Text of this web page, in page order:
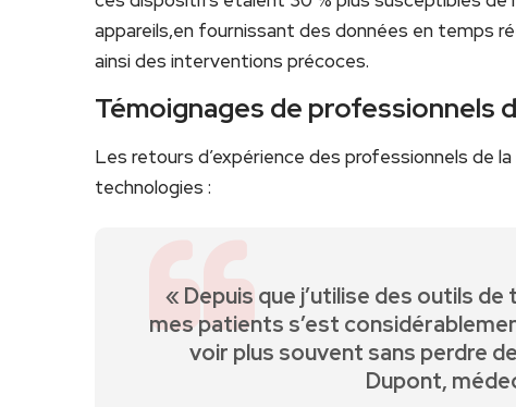
appareils,en‌ fournissant ​des données‌ en temps
ainsi des interventions‍ précoces.
Témoignages de⁢ professionnels
Les retours d’expérience ⁢des professionnels de
technologies :
« Depuis que j’utilise des outils
mes⁣ patients s’est
voir plus souvent sans perdre
Dupont,